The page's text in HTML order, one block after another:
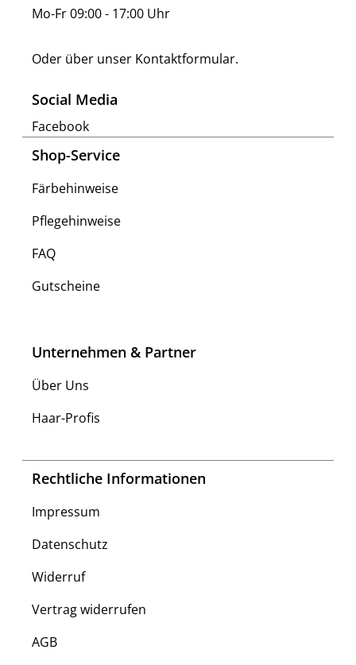
Mo-Fr 09:00 - 17:00 Uhr
Oder über unser Kontaktformular.
Social Media
Facebook
Shop-Service
Färbehinweise
Pflegehinweise
FAQ
Gutscheine
Unternehmen & Partner
Über Uns
Haar-Profis
Rechtliche Informationen
Impressum
Datenschutz
Widerruf
Vertrag widerrufen
AGB